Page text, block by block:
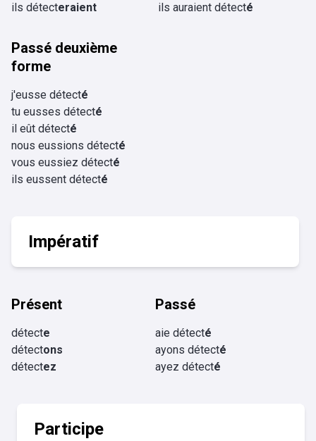
ils détecteraient ils auraient détecté
Passé deuxième
forme
j'eusse détecté
tu eusses détecté
il eût détecté
nous eussions détecté
vous eussiez détecté
ils eussent détecté
Impératif
Présent
détecte
détectons
détectez
Passé
aie détecté
ayons détecté
ayez détecté
Participe